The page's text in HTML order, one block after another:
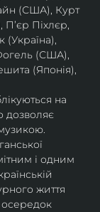
(США), Курт
П’єр Піхлєр,
(Україна),
(США),
(Японія),
на
дозволяє
і одним
життя
осередок